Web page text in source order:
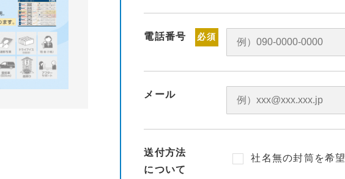
電話番号 必須
メール
送付方法
について
社名無の封筒を希望